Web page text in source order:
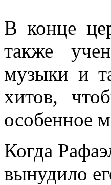
В конце
также
музыки и
хитов,
особенное
Когда
вынудило